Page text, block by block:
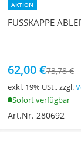
AKTION
FUSSKAPPE
62,00 €73,78 €
exkl. 19% USt., zzgl.
Sofort verfügbar
Art.Nr. 280692